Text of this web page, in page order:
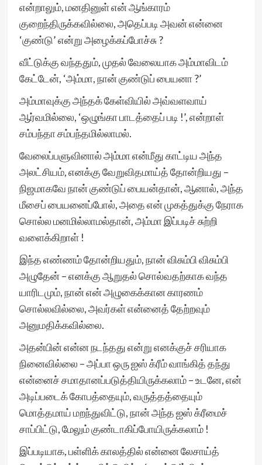
என்றாலும், மனதினுள் என் ஆங்காரம்
குறைந்திருக்கவில்லை, அதெப்படி அவன் என்னை
‘குண்டு’ என்று அழைக்கப்போச்சு ?
வீட்டுக்கு வந்ததும், முதல் வேலையாக அம்மாவிடம்
கேட்டேன், ‘அம்மா, நான் குண்டுப் பையனா ?’
அம்மாவுக்கு அந்தக் கேள்வியில் அவ்வளவாய்
ஆர்வமில்லை, ‘ஒழுங்கா பாடத்தைப் படி !’, என்றாள்
சம்பந்தா சம்பந்தமில்லாமல்.
வேலைப்பளுவினால் அம்மா என்மீது காட்டிய அந்த
அலட்சியம், எனக்கு வேறுவிதமாய்த் தோன்றியது –
நிஜமாகவே நான் குண்டுப் பையன்தான், ஆனால், அந்த
மீசைப் பையனைப்போல், அதை என் முகத்துக்கு நேராக
சொல்ல மனமில்லாமல்தான், அம்மா இப்படிச் சுற்றி
வளைக்கிறாள் !
இந்த எண்ணம் தோன்றியதும், நான் விசும்பி விசும்பி
அழுதேன் – எனக்கு ஆறுதல் சொல்வதற்காக வந்த
யாரிடமும், நான் என் அழுகைக்கான காரணம்
சொல்லவில்லை, அவர்கள் என்னைத் தேற்றவும்
அனுமதிக்கவில்லை.
அதன்பின் என்ன நடந்தது என்று எனக்குச் சரியாக
நினைவில்லை – அப்பா ஒரு ஐஸ் க்ரீம் வாங்கித் தந்து
என்னைச் சமாதானப்படுத்தியிருக்கலாம் – உடனே, என்
அடிப்படைக் கோபத்தையும், வருத்தத்தையும்
மொத்தமாய் மறந்துவிட்டு, நான் அந்த ஐஸ் க்ரீமைச்
சாப்பிட்டு, மேலும் குண்டாகிப்போயிருக்கலாம் !
இப்படியாக, பள்ளிக் காலத்தில் என்னை லேசாய்த்